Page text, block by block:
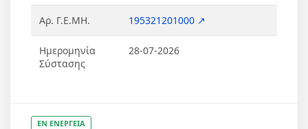
Αρ. Γ.Ε.ΜΗ. 195321201000 ↗
Ημερομηνία
Σύστασης
28-07-2026
ΕΝ ΕΝΕΡΓΕΙΑ